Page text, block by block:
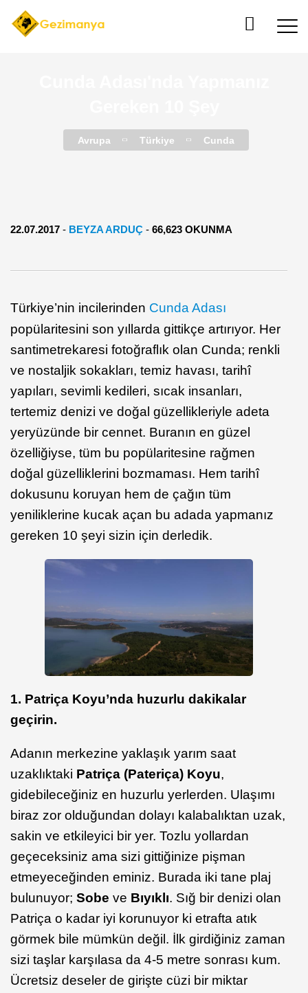
Avrupa Türkiye Cunda
22.07.2017 - BEYZA ARDUÇ - 66,623 OKUNMA
Türkiye’nin incilerinden Cunda Adası
popülaritesini son yıllarda gittikçe artırıyor. Her
santimetrekaresi fotoğraflık olan Cunda; renkli
ve nostaljik sokakları, temiz havası, tarihî
yapıları, sevimli kedileri, sıcak insanları,
tertemiz denizi ve doğal güzellikleriyle adeta
yeryüzünde bir cennet. Buranın en güzel
özelliğiyse, tüm bu popülaritesine rağmen
doğal güzelliklerini bozmaması. Hem tarihî
dokusunu koruyan hem de çağın tüm
yeniliklerine kucak açan bu adada yapmanız
gereken 10 şeyi sizin için derledik.
1. Patriça Koyu’nda huzurlu dakikalar
geçirin.
Adanın merkezine yaklaşık yarım saat
uzaklıktaki Patriça (Pateriça) Koyu,
gidebileceğiniz en huzurlu yerlerden. Ulaşımı
biraz zor olduğundan dolayı kalabalıktan uzak,
sakin ve etkileyici bir yer. Tozlu yollardan
geçeceksiniz ama sizi gittiğinize pişman
etmeyeceğinden eminiz. Burada iki tane plaj
bulunuyor; Sobe ve Bıyıklı. Sığ bir denizi olan
Patriça o kadar iyi korunuyor ki etrafta atık
görmek bile mümkün değil. İlk girdiğiniz zaman
sizi taşlar karşılasa da 4-5 metre sonrası kum.
Ücretsiz deseler de girişte cüzi bir miktar